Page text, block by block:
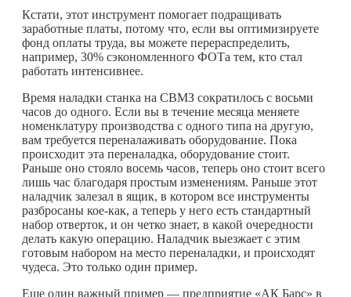
Кстати, этот инструмент помогает подращивать
заработные платы, потому что, если вы оптимизируете
фонд оплаты труда, вы можете перераспределить,
например, 30% сэкономленного ФОТа тем, кто стал
работать интенсивнее.
Время наладки станка на СВМЗ сократилось с восьми
часов до одного. Если вы в течение месяца меняете
номенклатуру производства с одного типа на другую,
вам требуется переналаживать оборудование. Пока
происходит эта переналадка, оборудование стоит.
Раньше оно стояло восемь часов, теперь оно стоит всего
лишь час благодаря простым изменениям. Раньше этот
наладчик залезал в ящик, в котором все инструменты
разбросаны кое-как, а теперь у него есть стандартный
набор отверток, и он четко знает, в какой очередности
делать какую операцию. Наладчик выезжает с этим
готовым набором на место переналадки, и происходят
чудеса. Это только один пример.
Еще один важный пример — предприятие «АК Барс» в